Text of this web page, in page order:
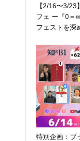
【2/16〜3/23
フェ ー『0＝
フェストを深
特別企画：ブ